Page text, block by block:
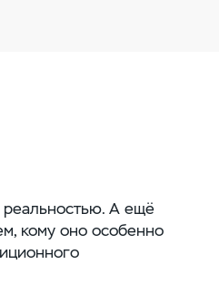
реальностью. А ещё
кому оно особенно